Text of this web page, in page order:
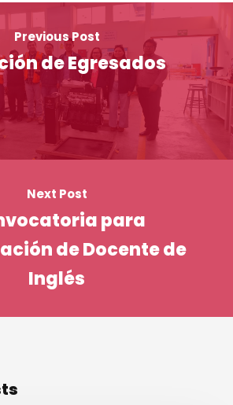
Previous Post
de Egresados
Next Post
para
de Docente de
Inglés